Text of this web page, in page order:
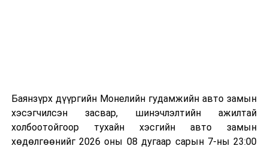
болон дулааны эрчим хүч үйлдвэрлэхэд ашиглаж
болдог. Зарим технологийн хувьд шаталтын дараа
үлдэх үнснээс фосфор зэрэг ашигт эрдсийг сэргээн
авах боломжтой аж.
Баянзүрх дүүргийн Монелийн гудамжийн авто замын
хэсэгчилсэн засвар, шинэчлэлтийн ажилтай
холбоотойгоор тухайн хэсгийн авто замын
хөдөлгөөнийг 2026 оны 08 дугаар сарын 7-ны 23:00